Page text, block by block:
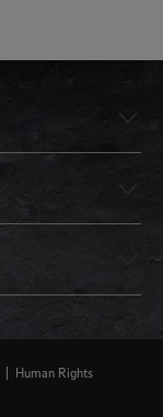
Human Rights